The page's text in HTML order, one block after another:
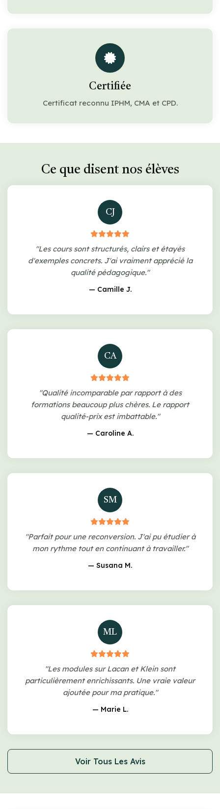
Certifiée
Certificat reconnu IPHM, CMA et CPD.
Ce que disent nos élèves
CJ
"Les cours sont structurés, clairs et étayés
d'exemples concrets. J'ai vraiment apprécié la
qualité pédagogique."
— Camille J.
CA
"Qualité incomparable par rapport à des
formations beaucoup plus chères. Le rapport
qualité-prix est imbattable."
— Caroline A.
SM
"Parfait pour une reconversion. J'ai pu étudier à
mon rythme tout en continuant à travailler."
— Susana M.
ML
"Les modules sur Lacan et Klein sont
particulièrement enrichissants. Une vraie valeur
ajoutée pour ma pratique."
— Marie L.
Voir Tous Les Avis